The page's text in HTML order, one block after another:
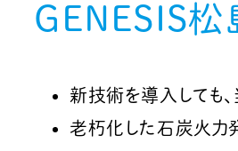
GENESIS松
新技術を導入しても
老朽化した石炭火力